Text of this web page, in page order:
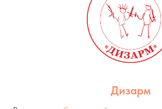
Дизарм